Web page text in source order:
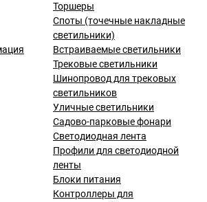
Торшеры
Споты (точечные накладные
светильники)
Встраиваемые светильники
Трековые светильники
Шинопровод для трековых
светильников
Уличные светильники
Садово-парковые фонари
Светодиодная лента
Профили для светодиодной
ленты
Блоки питания
Контроллеры для